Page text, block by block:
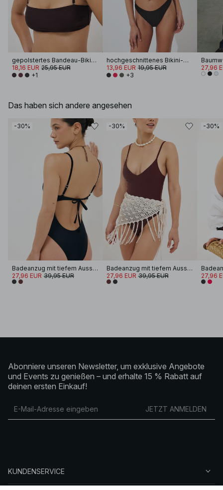
gepolstertes Bandeau-Bikini-Oberteil
18,16 EUR 25,95 EUR
+1
hochgeschnittenes Bikini-Höschen
13,96 EUR 19,95 EUR
+3
27,96
Das haben sich andere angesehen
-30%
Badeanzug mit tiefem Ausschnitt und offenem Rücken
27,96 EUR 39,95 EUR
-30%
Badeanzug mit tiefem Ausschnitt und offenem Rücken
27,96 EUR 39,95 EUR
-30%
27,96
Abonniere unseren Newsletter, um exklusive Angebote
und Events zu genießen – und erhalte 15 % Rabatt auf
deinen ersten Einkauf!
JETZT ANMELDEN
KUNDENSERVICE